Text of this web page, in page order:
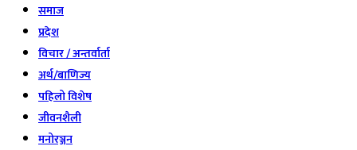
समाज
प्रदेश
विचार / अन्तर्वार्ता
अर्थ/बाणिज्य
पहिलो विशेष
जीवनशैली
मनोरञ्जन